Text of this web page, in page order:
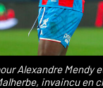
Alexandre Mendy
invaincu en